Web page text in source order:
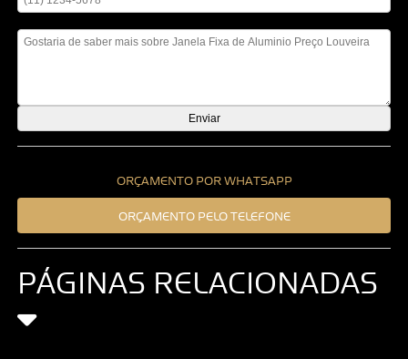
ORÇAMENTO POR WHATSAPP
ORÇAMENTO PELO TELEFONE
PÁGINAS RELACIONADAS